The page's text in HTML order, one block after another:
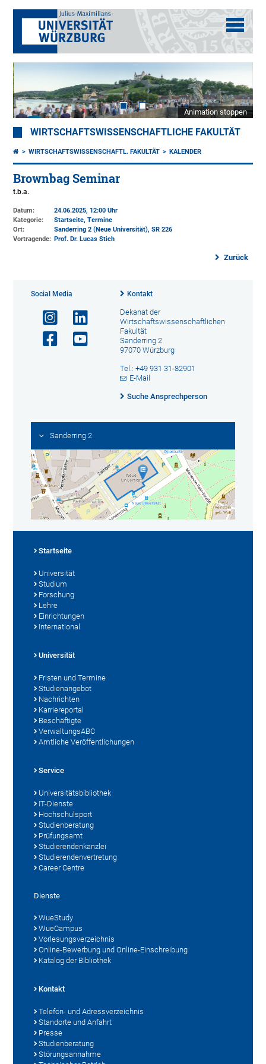
Animation stoppen
WIRTSCHAFTSWISSENSCHAFTLICHE FAKULTÄT
WIRTSCHAFTSWISSENSCHAFTL. FAKULTÄT KALENDER
Brownbag Seminar
t.b.a.
Datum:
24.06.2025, 12:00 Uhr
Kategorie:
Startseite, Termine
Ort:
Sanderring 2 (Neue Universität), SR 226
Vortragende: Prof. Dr. Lucas Stich
Zurück
Social Media Kontakt
Dekanat der
Wirtschaftswissenschaftlichen
Fakultät
Sanderring 2
97070 Würzburg
Tel.: +49 931 31-82901
E-Mail
Suche Ansprechperson
Sanderring 2
Startseite
Universität
Studium
Forschung
Lehre
Einrichtungen
International
Universität
Fristen und Termine
Studienangebot
Nachrichten
Karriereportal
Beschäftigte
VerwaltungsABC
Amtliche Veröffentlichungen
Service
Universitätsbibliothek
IT-Dienste
Hochschulsport
Studienberatung
Prüfungsamt
Studierendenkanzlei
Studierendenvertretung
Career Centre
Dienste
WueStudy
WueCampus
Vorlesungsverzeichnis
Online-Bewerbung und Online-Einschreibung
Katalog der Bibliothek
Kontakt
Telefon- und Adressverzeichnis
Standorte und Anfahrt
Presse
Studienberatung
Störungsannahme